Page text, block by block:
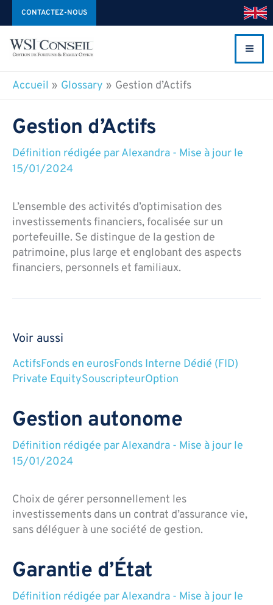
Aller
au
contenu
CONTACTEZ-NOUS
Accueil Glossary Gestion d’Actifs
Gestion d’Actifs
Définition rédigée parAlexandra - Mise à jour le
15/01/2024
L’ensemble des activités d’optimisation des
investissements financiers, focalisée sur un
portefeuille. Se distingue de la gestion de
patrimoine, plus large et englobant des aspects
financiers, personnels et familiaux.
Voir aussi
ActifsFonds en eurosFonds Interne Dédié (FID)
Private EquitySouscripteurOption
Gestion autonome
Définition rédigée parAlexandra - Mise à jour le
15/01/2024
Choix de gérer personnellement les
investissements dans un contrat d’assurance vie,
sans déléguer à une société de gestion.
Garantie d’État
Définition rédigée parAlexandra - Mise à jour le